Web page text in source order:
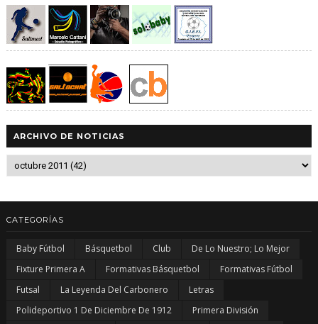
ARCHIVO DE NOTICIAS
CATEGORÍAS
Baby Fútbol Básquetbol Club
De Lo Nuestro; Lo Mejor
Fixture Primera A
Formativas Básquetbol
Formativas Fútbol
Futsal
La Leyenda Del Carbonero
Letras
Polideportivo 1 De Diciembre De 1912
Primera División